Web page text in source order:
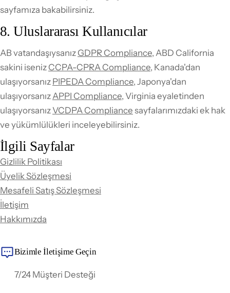
sayfamıza bakabilirsiniz.
8. Uluslararası Kullanıcılar
AB vatandaşıysanız GDPR Compliance, ABD California
sakini iseniz CCPA-CPRA Compliance, Kanada'dan
ulaşıyorsanız PIPEDA Compliance, Japonya'dan
ulaşıyorsanız APPI Compliance, Virginia eyaletinden
ulaşıyorsanız VCDPA Compliance sayfalarımızdaki ek hak
ve yükümlülükleri inceleyebilirsiniz.
İlgili Sayfalar
Gizlilik Politikası
Üyelik Sözleşmesi
Mesafeli Satış Sözleşmesi
İletişim
Hakkımızda
Bizimle İletişime Geçin
7/24 Müşteri Desteği